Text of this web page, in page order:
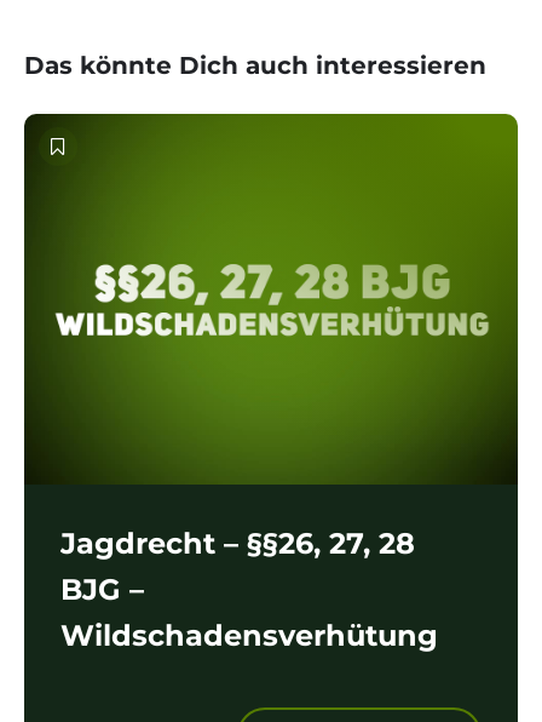
Das könnte Dich auch interessieren
Jagdrecht – §§26, 27, 28
BJG –
Wildschadensverhütung